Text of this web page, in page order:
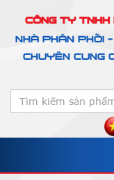
CÔNG TY TNHH
NHÀ PHÂN PHỐI
CHUYÊN CUNG